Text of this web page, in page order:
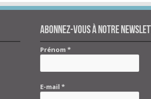
Abonnez-vous à notre
Prénom*
E-mail*